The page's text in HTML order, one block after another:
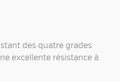
des quatre grades
excellente résistance à